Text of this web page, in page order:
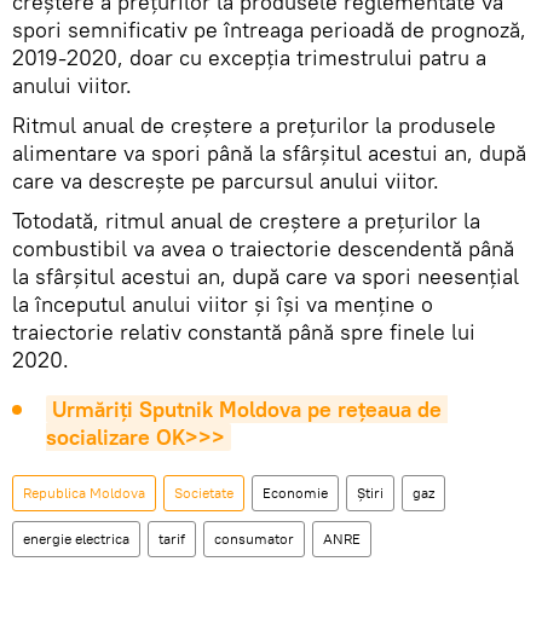
spori semnificativ pe întreaga perioadă de prognoză,
2019-2020, doar cu excepția trimestrului patru a
anului viitor.
Ritmul anual de creștere a prețurilor la produsele
alimentare va spori până la sfârșitul acestui an, după
care va descrește pe parcursul anului viitor.
Totodată, ritmul anual de creștere a prețurilor la
combustibil va avea o traiectorie descendentă până
la sfârșitul acestui an, după care va spori neesențial
la începutul anului viitor și își va menține o
traiectorie relativ constantă până spre finele lui
2020.
Urmăriți Sputnik Moldova pe rețeaua de
socializare OK>>>
Republica Moldova Societate Economie Știri gaz
energie electrica tarif consumator ANRE